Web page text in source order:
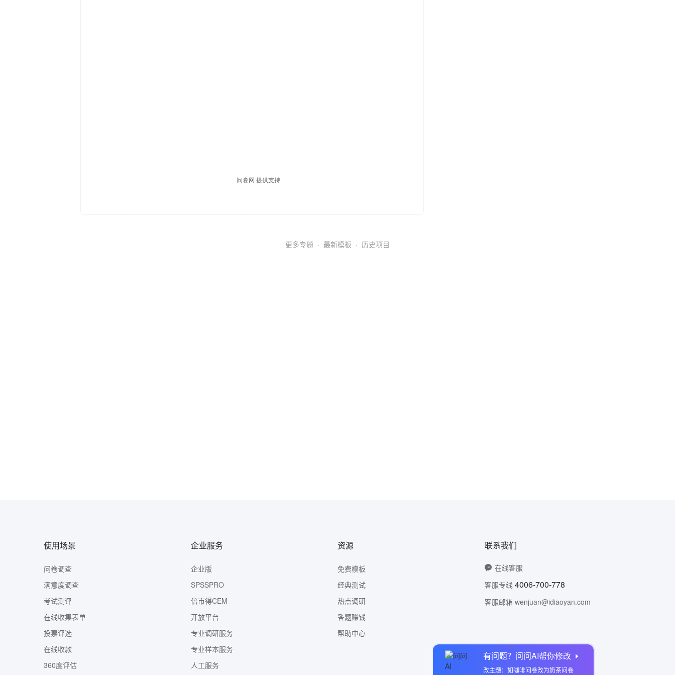
有问题？问问AI帮你修改
改主题：如咖啡问卷改为奶茶问卷
更多专题 · 最新模板 · 历史项目
使用场景
问卷调查
满意度调查
考试测评
在线收集表单
投票评选
在线收款
360度评估
企业服务
企业版
SPSSPRO
倍市得CEM
开放平台
专业调研服务
专业样本服务
人工服务
资源
免费模板
经典测试
热点调研
答题赚钱
帮助中心
联系我们
在线客服
客服专线 4006-700-778
客服邮箱 wenjuan@idiaoyan.com
问卷网公众号